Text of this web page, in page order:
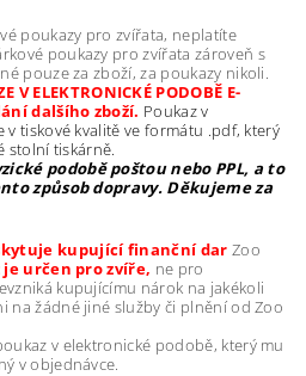
poukazy pro zvířata, neplatíte
poukazy pro zvířata zároveň s
pouze za zboží, za poukazy nikoli.
ELEKTRONICKÉ PODOBĚ E-
dalšího zboží. Poukaz v
tiskové kvalitě ve formátu .pdf, který
stolní tiskárně.
podobě poštou nebo PPL, a to
způsob dopravy. Děkujeme za
kupující finanční dar Zoo
je určen pro zvíře, ne pro
kupujícímu nárok na jakékoli
na žádné jiné služby či plnění od Zoo
v elektronické podobě, který mu
v objednávce.